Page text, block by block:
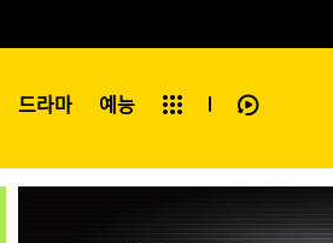
드라마 예능
전체보기